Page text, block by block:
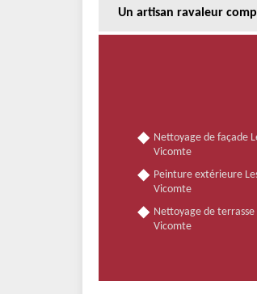
Un artisan ravaleur
Nettoyage de façade
Vicomte
Peinture extérieure
Vicomte
Nettoyage de terrasse
Vicomte